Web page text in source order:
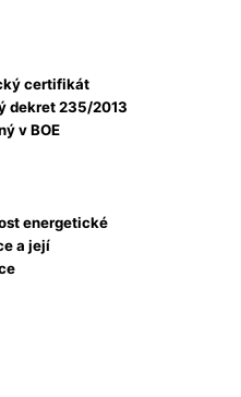
certifikát
dekret 235/2013
v BOE
energetické
a její